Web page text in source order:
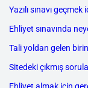
Yazılı sınavı
Ehliyet sınavında
Tali yoldan gelen
Sitedeki çıkmış